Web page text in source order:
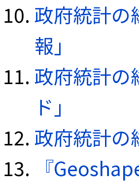
政府統計の
報」
政府統計の
ド」
政府統計の
『